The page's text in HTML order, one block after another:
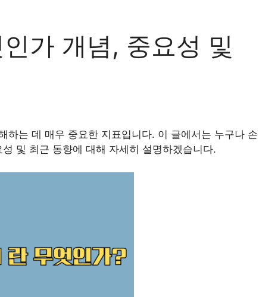
가 개념, 중요성 및
하는 데 매우 중요한 지표입니다. 이 글에서는 누구나 손
및 최근 동향에 대해 자세히 설명하겠습니다.